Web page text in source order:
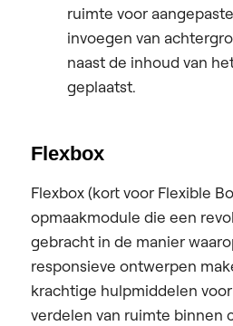
ruimte voor
invoegen van
naast de inhoud van
geplaatst.
Flexbox
Flexbox (kort voor Flexible
opmaakmodule die een
gebracht in de manier
responsieve ontwerpen
krachtige hulpmiddelen
verdelen van ruimte binnen